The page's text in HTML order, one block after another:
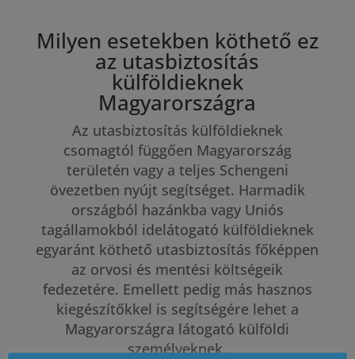
Milyen esetekben köthető ez
az utasbiztosítás
külföldieknek
Magyarországra
Az utasbiztosítás külföldieknek
csomagtól függően Magyarország
területén vagy a teljes Schengeni
övezetben nyújt segítséget. Harmadik
országból hazánkba vagy Uniós
tagállamokból idelátogató külföldieknek
egyaránt köthető utasbiztosítás főképpen
az orvosi és mentési költségeik
fedezetére. Emellett pedig más hasznos
kiegészítőkkel is segítségére lehet a
Magyarországra látogató külföldi
személyeknek.